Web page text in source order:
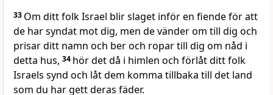
33 Om ditt folk Israel blir slaget inför en fiende för att
de har syndat mot dig, men de vänder om till dig och
prisar ditt namn och ber och ropar till dig om nåd i
detta hus, 34 hör det då i himlen och förlåt ditt folk
Israels synd och låt dem komma tillbaka till det land
som du har gett deras fäder.